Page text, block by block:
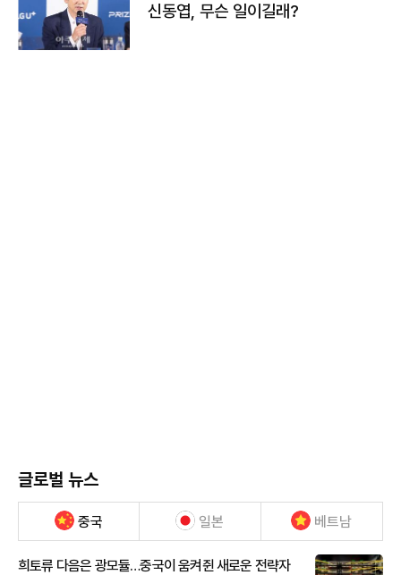
신동엽, 무슨 일이길래?
글로벌 뉴스
중국 일본 베트남
희토류 다음은 광모듈…중국이 움켜쥔 새로운 전략자